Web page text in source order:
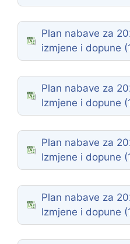
Plan nabave za
izmjene i dopune
Plan nabave za
Izmjene i dopune
Plan nabave za
Izmjene i dopune
Plan nabave za
Izmjene i dopune